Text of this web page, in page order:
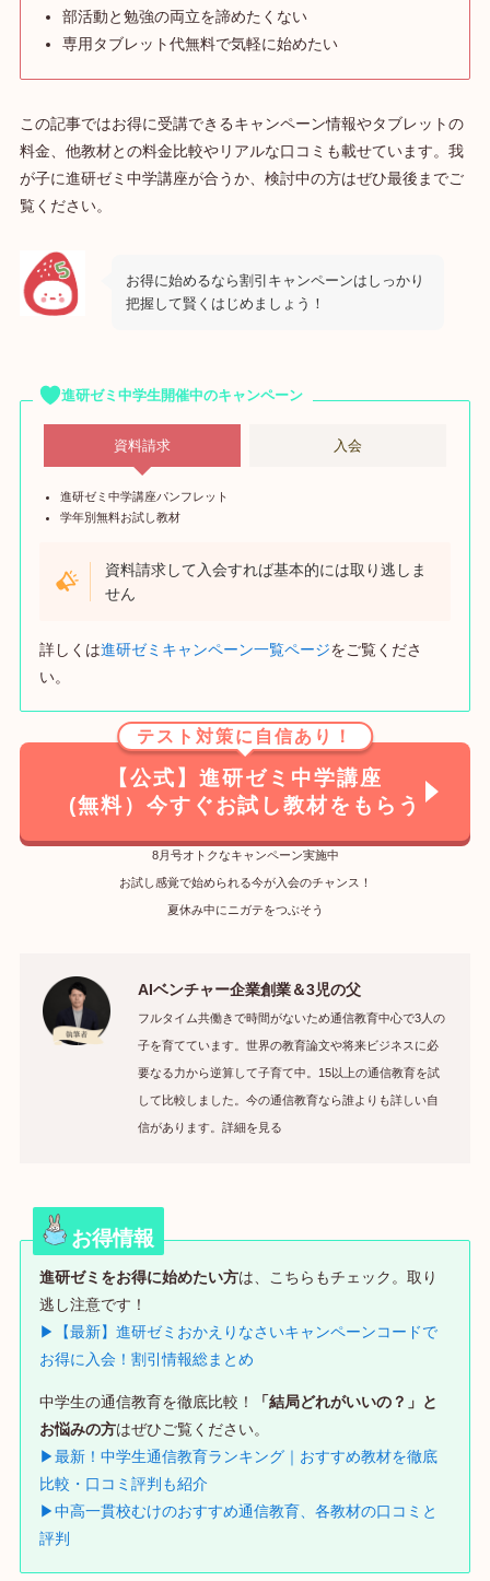
部活動と勉強の両立を諦めたくない
専用タブレット代無料で気軽に始めたい
この記事ではお得に受講できるキャンペーン情報やタブレットの
料金、他教材との料金比較やリアルな口コミも載せています。我
が子に進研ゼミ中学講座が合うか、検討中の方はぜひ最後までご
覧ください。
お得に始めるなら割引キャンペーンはしっかり
把握して賢くはじめましょう！
進研ゼミ中学生開催中のキャンペーン
資料請求 入会
進研ゼミ中学講座パンフレット
学年別無料お試し教材
資料請求して入会すれば基本的には取り逃しま
せん
詳しくは進研ゼミキャンペーン一覧ページをご覧くださ
い。
テスト対策に自信あり！
【公式】進研ゼミ中学講座
(無料）今すぐお試し教材をもらう
8月号オトクなキャンペーン実施中
お試し感覚で始められる今が入会のチャンス！
夏休み中にニガテをつぶそう
AIベンチャー企業創業＆3児の父
フルタイム共働きで時間がないため通信教育中心で3人の
子を育てています。世界の教育論文や将来ビジネスに必
要なる力から逆算して子育て中。15以上の通信教育を試
して比較しました。今の通信教育なら誰よりも詳しい自
信があります。詳細を見る
お得情報
進研ゼミをお得に始めたい方は、こちらもチェック。取り
逃し注意です！
▶【最新】進研ゼミおかえりなさいキャンペーンコードで
お得に入会！割引情報総まとめ
中学生の通信教育を徹底比較！
「結局どれがいいの？」と
お悩みの方はぜひご覧ください。
▶最新！中学生通信教育ランキング｜おすすめ教材を徹底
比較・口コミ評判も紹介
▶中高一貫校むけのおすすめ通信教育、各教材の口コミと
評判